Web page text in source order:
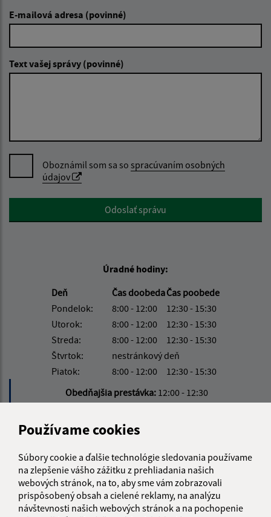
Používame cookies
Súbory cookie a ďalšie technológie sledovania používame
na zlepšenie vášho zážitku z prehliadania našich
webových stránok, na to, aby sme vám zobrazovali
prispôsobený obsah a cielené reklamy, na analýzu
návštevnosti našich webových stránok a na pochopenie
E-mailová adresa (povinné)
Text vašej správy (povinné)
Oboznámil som sa so spracúvaním osobných
údajov
Google reCaptcha ResponseOdoslať správu
Úradné hodiny:
Deň
Čas doobedaČas poobede
Pondelok:
8:00 - 12:00
12:30 - 15:30
Utorok:
8:00 - 12:00
12:30 - 15:30
Streda:
8:00 - 12:00
12:30 - 15:30
Štvrtok:
nestránkový deň
Piatok:
8:00 - 12:00
12:30 - 15:30
Obedňajšia prestávka: 12:00 - 12:30
Kontakt:
Obecný úrad Muránska Huta
Muránska Huta 2
049 01 Muráň
info@muranskahuta.sk